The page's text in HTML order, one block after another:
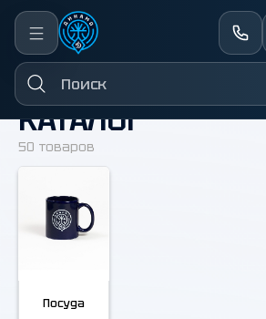
← Назад
КАТАЛОГ
50 товаров
Посуда